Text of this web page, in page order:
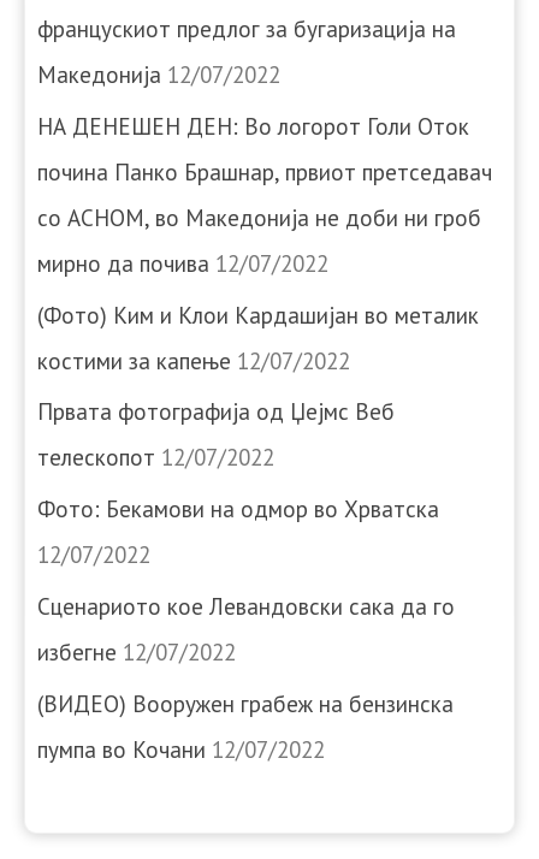
францускиот предлог за бугаризација на
Македонија 12/07/2022
НА ДЕНЕШЕН ДЕН: Во логорот Голи Оток
почина Панко Брашнар, првиот претседавач
со АСНОМ, во Македонија не доби ни гроб
мирно да почива 12/07/2022
(Фото) Ким и Клои Кардашијан во металик
костими за капење 12/07/2022
Првата фотографија од Џејмс Веб
телескопот 12/07/2022
Фото: Бекамови на одмор во Хрватска
12/07/2022
Сценариото кое Левандовски сака да го
избегне 12/07/2022
(ВИДЕО) Вооружен грабеж на бензинска
пумпа во Кочани 12/07/2022